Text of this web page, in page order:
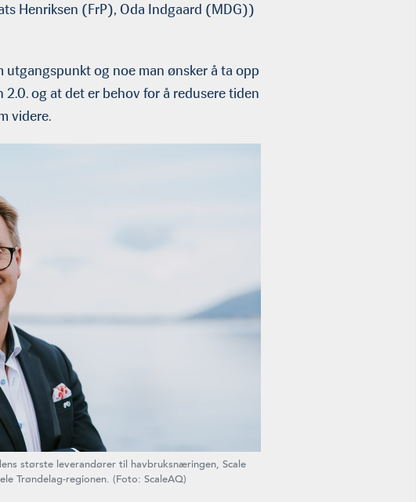
Henriksen (FrP), Oda Indgaard (MDG))
og noe man ønsker å ta opp
og at det er behov for å redusere tiden
videre.
største leverandører til havbruksnæringen, Scale
Trøndelag-regionen. (Foto: ScaleAQ)